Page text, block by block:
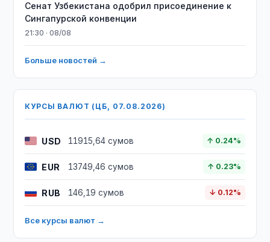
Сенат Узбекистана одобрил присоединение к
Сингапурской конвенции
21:30 · 08/08
Больше новостей →
КУРСЫ ВАЛЮТ (ЦБ, 07.08.2026)
USD 11915,64 сумов ↑ 0.24%
EUR 13749,46 сумов ↑ 0.23%
RUB 146,19 сумов ↓ 0.12%
Все курсы валют →